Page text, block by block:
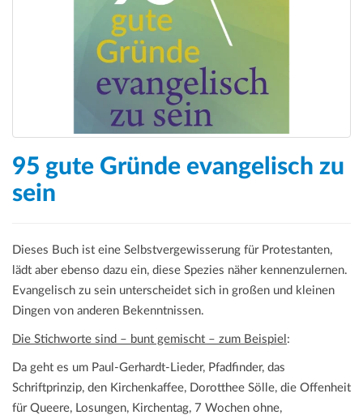
95 gute Gründe evangelisch zu
sein
Dieses Buch ist eine Selbstvergewisserung für Protestanten,
lädt aber ebenso dazu ein, diese Spezies näher kennenzulernen.
Evangelisch zu sein unterscheidet sich in großen und kleinen
Dingen von anderen Bekenntnissen.
Die Stichworte sind – bunt gemischt – zum Beispiel :
Da geht es um Paul-Gerhardt-Lieder, Pfadfinder, das
Schriftprinzip, den Kirchenkaffee, Dorotthee Sölle, die Offenheit
für Queere, Losungen, Kirchentag, 7 Wochen ohne,